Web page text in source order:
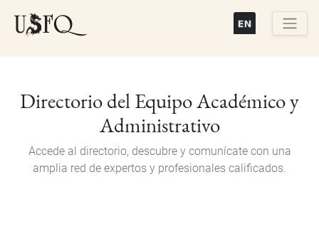
Directorio del Equipo Académico y
Administrativo
Accede al directorio, descubre y comunícate con una
amplia red de expertos y profesionales calificados.